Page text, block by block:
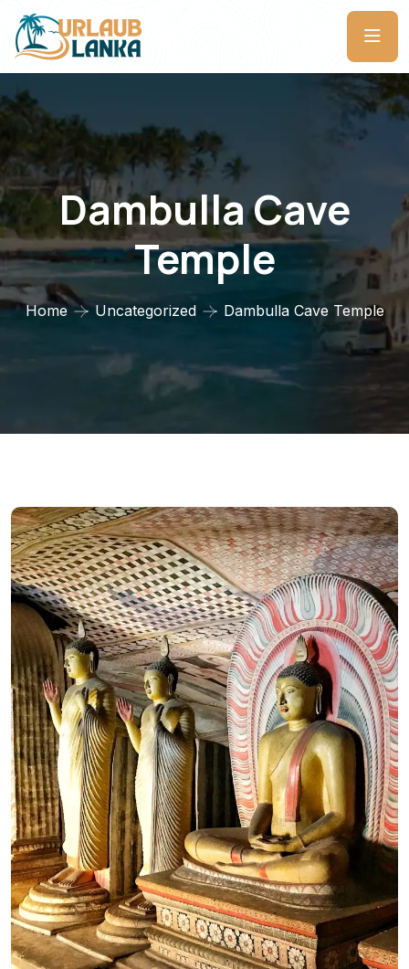
Dambulla Cave
Temple
Home Uncategorized Dambulla Cave Temple